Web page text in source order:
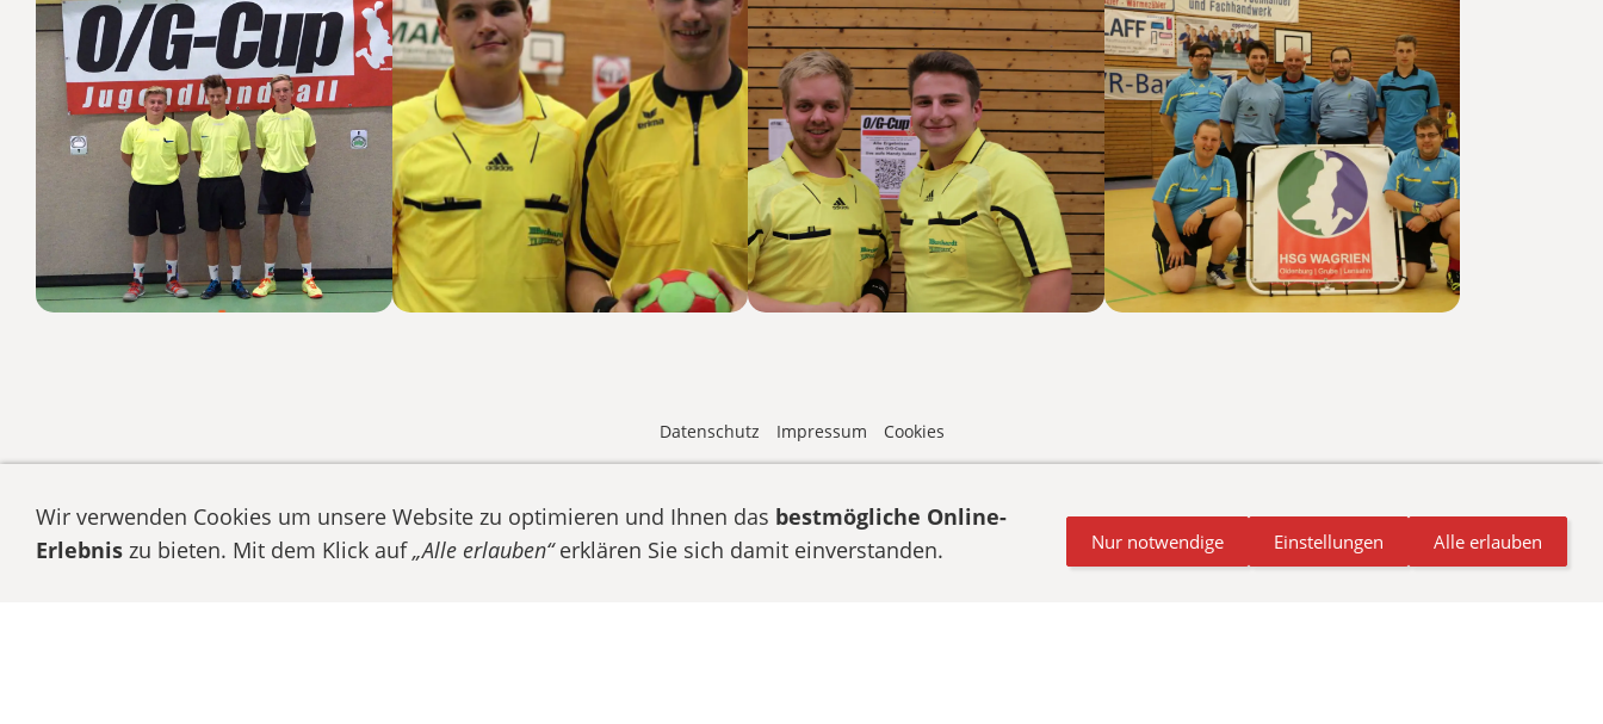
Datenschutz Impressum Cookies
© HSG WAGRIEN | O/G-Cup 2026 •E-Mail senden • Zum O/G-Cup anmelden
Wir verwenden Cookies um unsere Website zu optimieren und Ihnen das bestmögliche Online-
Erlebnis zu bieten. Mit dem Klick auf„Alle erlauben“erklären Sie sich damit einverstanden. Nur notwendige Einstellungen Alle erlauben